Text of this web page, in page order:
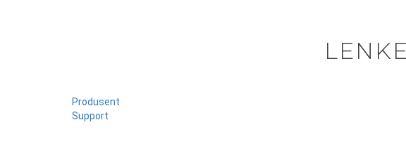
Produsent
Support